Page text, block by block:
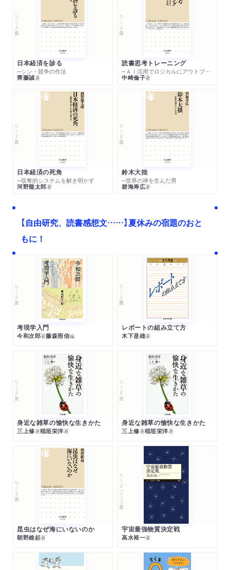
ちくま新書
日本経済を診る
─シン・競争の作法
齊藤誠著
ちくま新書
読書思考トレーニング
─ＡＩ活用でロジカルにアウトプットする技法
中崎倫子著
ちくま新書
日本経済の死角
─収奪的システムを解き明かす
河野龍太郎著
ちくま新書
鈴木大拙
─世界の禅を生んだ男
碧海寿広著
【自由研究、読書感想文……】夏休みの宿題のおと
もに！
ちくま文庫
考現学入門
今和次郎著藤森照信編
ちくま学芸文庫
レポートの組み立て方
木下是雄著
ちくま文庫
身近な雑草の愉快な生きかた
三上修著稲垣栄洋著
ちくま文庫
身近な雑草の愉快な生きかた
三上修著稲垣栄洋著
ちくま新書
昆虫はなぜ海にいないのか
朝野維起著
ちくまプリマー新書
宇宙最強物質決定戦
高水裕一著